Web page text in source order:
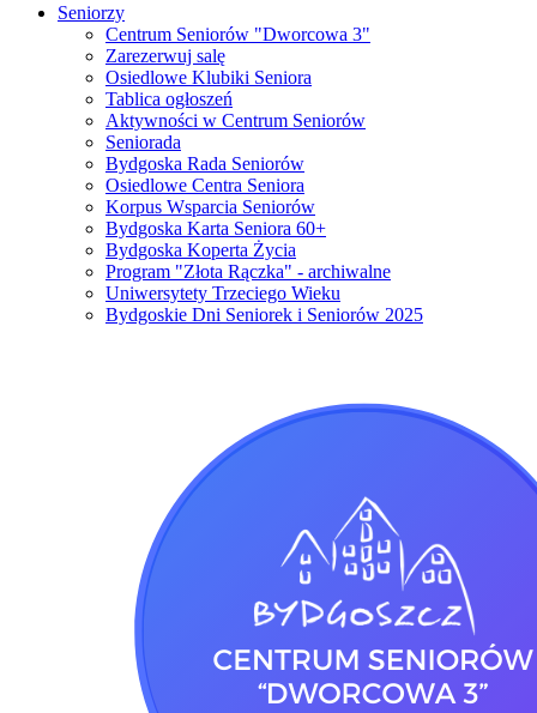
Seniorzy
Centrum Seniorów "Dworcowa 3"
Zarezerwuj salę
Osiedlowe Klubiki Seniora
Tablica ogłoszeń
Aktywności w Centrum Seniorów
Seniorada
Bydgoska Rada Seniorów
Osiedlowe Centra Seniora
Korpus Wsparcia Seniorów
Bydgoska Karta Seniora 60+
Bydgoska Koperta Życia
Program "Złota Rączka" - archiwalne
Uniwersytety Trzeciego Wieku
Bydgoskie Dni Seniorek i Seniorów 2025